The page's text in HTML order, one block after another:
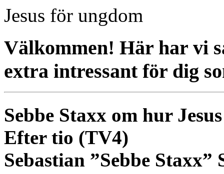
Jesus för ungdom
Välkommen! Här har vi
extra intressant för dig
Sebbe Staxx om hur
Efter tio (TV4)
Sebastian ”Sebbe